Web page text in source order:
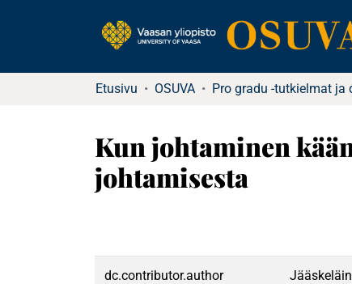
Etusivu OSUVA
Kun johtaminen
johtamisesta
dc.contributor.author